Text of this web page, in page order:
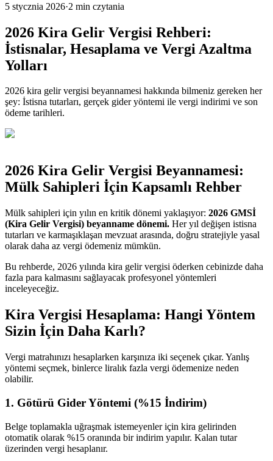
5 stycznia 2026·2 min czytania
2026 Kira Gelir Vergisi Rehberi:
İstisnalar, Hesaplama ve Vergi Azaltma
Yolları
2026 kira gelir vergisi beyannamesi hakkında bilmeniz gereken her
şey: İstisna tutarları, gerçek gider yöntemi ile vergi indirimi ve son
ödeme tarihleri.
2026 Kira Gelir Vergisi Beyannamesi:
Mülk Sahipleri İçin Kapsamlı Rehber
Mülk sahipleri için yılın en kritik dönemi yaklaşıyor: 2026 GMSİ
(Kira Gelir Vergisi) beyanname dönemi. Her yıl değişen istisna
tutarları ve karmaşıklaşan mevzuat arasında, doğru stratejiyle yasal
olarak daha az vergi ödemeniz mümkün.
Bu rehberde, 2026 yılında kira gelir vergisi öderken cebinizde daha
fazla para kalmasını sağlayacak profesyonel yöntemleri
inceleyeceğiz.
Kira Vergisi Hesaplama: Hangi Yöntem
Sizin İçin Daha Karlı?
Vergi matrahınızı hesaplarken karşınıza iki seçenek çıkar. Yanlış
yöntemi seçmek, binlerce liralık fazla vergi ödemenize neden
olabilir.
1. Götürü Gider Yöntemi (%15 İndirim)
Belge toplamakla uğraşmak istemeyenler için kira gelirinden
otomatik olarak %15 oranında bir indirim yapılır. Kalan tutar
üzerinden vergi hesaplanır.